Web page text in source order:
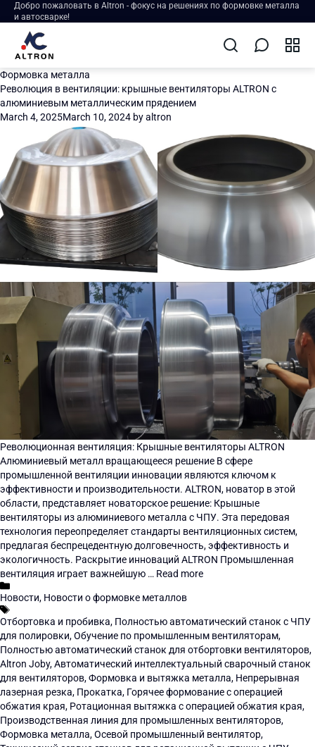
Добро пожаловать в Altron - фокус на решениях по формовке металла
и автосварке!
Формовка металла
Революция в вентиляции: крышные вентиляторы ALTRON с
алюминиевым металлическим прядением
March 4, 2025March 10, 2024 byaltron
Революционная вентиляция: Крышные вентиляторы ALTRON
Алюминиевый металл вращающееся решение В сфере
промышленной вентиляции инновации являются ключом к
эффективности и производительности. ALTRON, новатор в этой
области, представляет новаторское решение: Крышные
вентиляторы из алюминиевого металла с ЧПУ. Эта передовая
технология переопределяет стандарты вентиляционных систем,
предлагая беспрецедентную долговечность, эффективность и
экологичность. Раскрытие инноваций ALTRON Промышленная
вентиляция играет важнейшую … Read more
Новости, Новости о формовке металлов
Отбортовка и пробивка, Полностью автоматический станок с ЧПУ
для полировки,Обучение по промышленным вентиляторам,
Полностью автоматический станок для отбортовки вентиляторов,
Altron Joby,Автоматический интеллектуальный сварочный станок
для вентиляторов,Формовка и вытяжка металла, Непрерывная
лазерная резка, Прокатка, Горячее формование с операцией
обжатия края, Ротационная вытяжка с операцией обжатия края,
Производственная линия для промышленных вентиляторов,
Формовка металла,Осевой промышленный вентилятор,